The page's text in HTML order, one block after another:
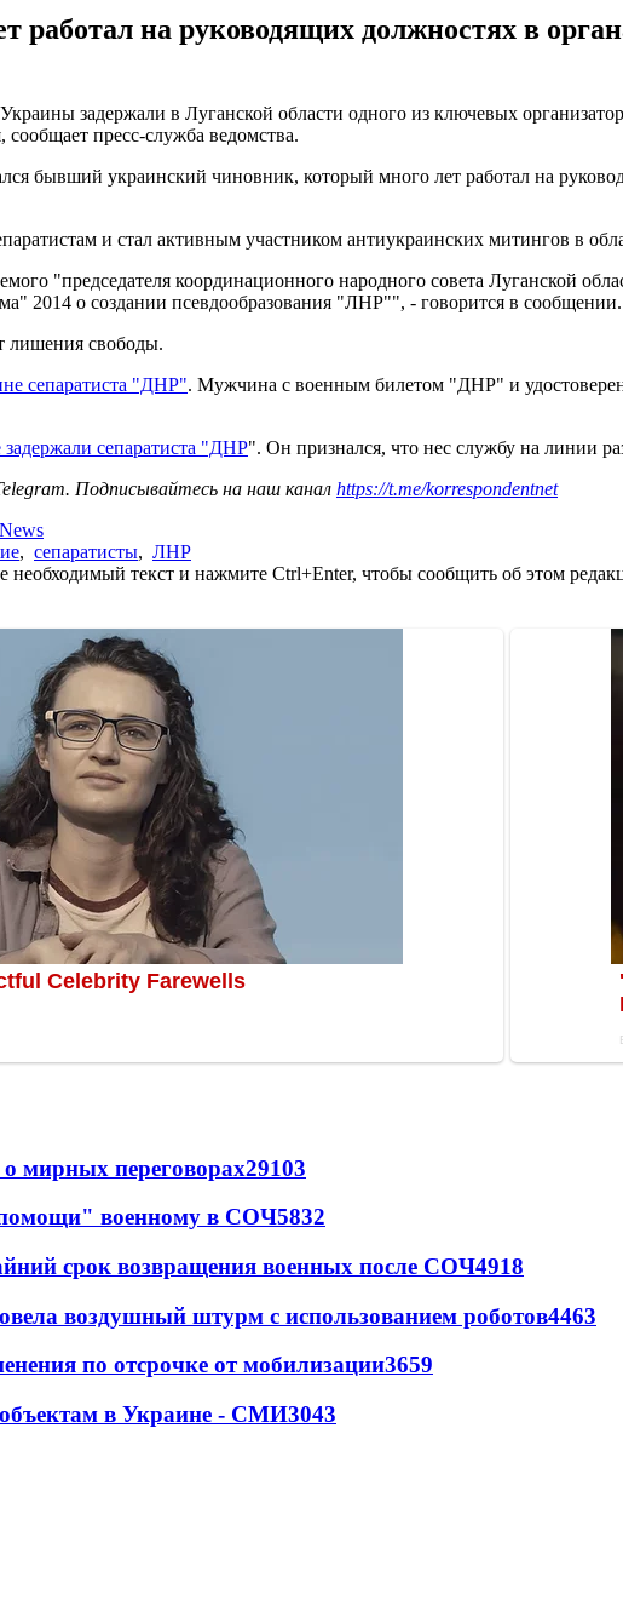
работал на руководящих должностях в
задержали в Луганской области одного из ключевых
пресс-служба ведомства.
бывший украинский чиновник, который много лет работал на
и стал активным участником антиукраинских митингов в
"председателя координационного народного совета Луганской
2014 о создании псевдообразования "ЛНР"", - говорится в сообщении.
лишения свободы.
сепаратиста "ДНР". Мужчина с военным билетом "ДНР" и
задержали сепаратиста "ДНР". Он признался, что нес службу на линии
Подписывайтесь на наш канал https://t.me/korrespondentnet
, сепаратисты, ЛНР
необходимый текст и нажмите Ctrl+Enter, чтобы сообщить об этом
о мирных переговорах29103
военному в СОЧ5832
срок возвращения военных после СОЧ4918
воздушный штурм с использованием роботов4463
по отсрочке от мобилизации3659
в Украине - СМИ3043